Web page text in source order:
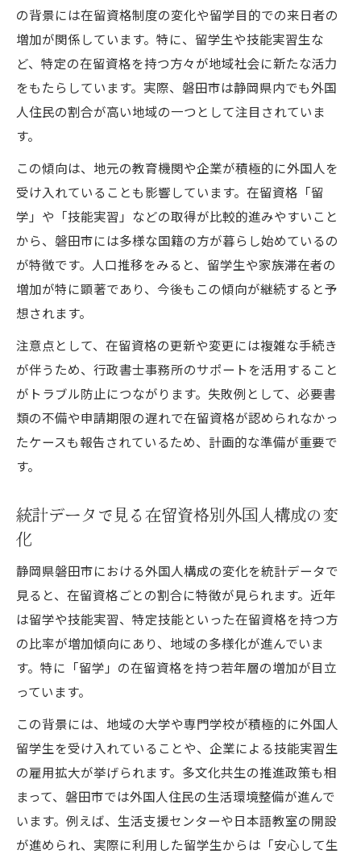
の背景には在留資格制度の変化や留学目的での来日者の
増加が関係しています。特に、留学生や技能実習生な
ど、特定の在留資格を持つ方々が地域社会に新たな活力
をもたらしています。実際、磐田市は静岡県内でも外国
人住民の割合が高い地域の一つとして注目されていま
す。
この傾向は、地元の教育機関や企業が積極的に外国人を
受け入れていることも影響しています。在留資格「留
学」や「技能実習」などの取得が比較的進みやすいこと
から、磐田市には多様な国籍の方が暮らし始めているの
が特徴です。人口推移をみると、留学生や家族滞在者の
増加が特に顕著であり、今後もこの傾向が継続すると予
想されます。
注意点として、在留資格の更新や変更には複雑な手続き
が伴うため、行政書士事務所のサポートを活用すること
がトラブル防止につながります。失敗例として、必要書
類の不備や申請期限の遅れで在留資格が認められなかっ
たケースも報告されているため、計画的な準備が重要で
す。
統計データで見る在留資格別外国人構成の変
化
静岡県磐田市における外国人構成の変化を統計データで
見ると、在留資格ごとの割合に特徴が見られます。近年
は留学や技能実習、特定技能といった在留資格を持つ方
の比率が増加傾向にあり、地域の多様化が進んでいま
す。特に「留学」の在留資格を持つ若年層の増加が目立
っています。
この背景には、地域の大学や専門学校が積極的に外国人
留学生を受け入れていることや、企業による技能実習生
の雇用拡大が挙げられます。多文化共生の推進政策も相
まって、磐田市では外国人住民の生活環境整備が進んで
います。例えば、生活支援センターや日本語教室の開設
が進められ、実際に利用した留学生からは「安心して生